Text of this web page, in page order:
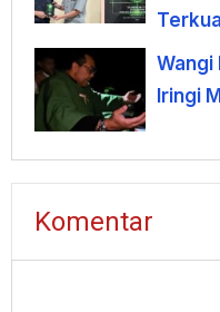
Wangi
Iringi
Komentar